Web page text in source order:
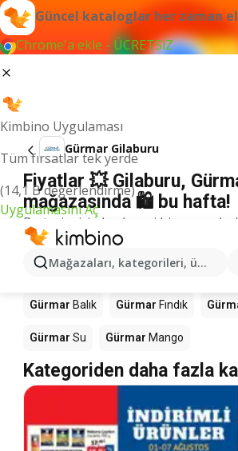
Güncel kataloglar her zaman
Chrome'a ekle - ÜCRETSİZ
Kimbino Uygulaması
Tüm fırsatlar tek yerde
(14,1 B değerlendirme)
Uygulamasını Aç
Mağazaları, kategorileri, ürünleri
Gürmar Gilaburu
Fiyatlar 💥 Gilaburu,
mağazasında 🛍️ bu hafta!
Bu terim için herhangi bir sonuç
Mağazalardaki diğer
GürmarKahve Gürmar Çikolata
Gürmar Balık Gürmar Fındık
Gürmar Su Gürmar Mango
Kategoriden daha fazla